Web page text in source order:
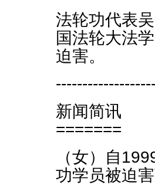
法轮功代表
国法轮大法
迫害。
新闻简讯
=======
（女）自
功学员被迫